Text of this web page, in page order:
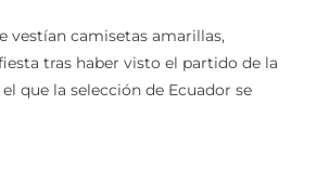
vestían camisetas amarillas,
tras haber visto el partido de la
que la selección de Ecuador se